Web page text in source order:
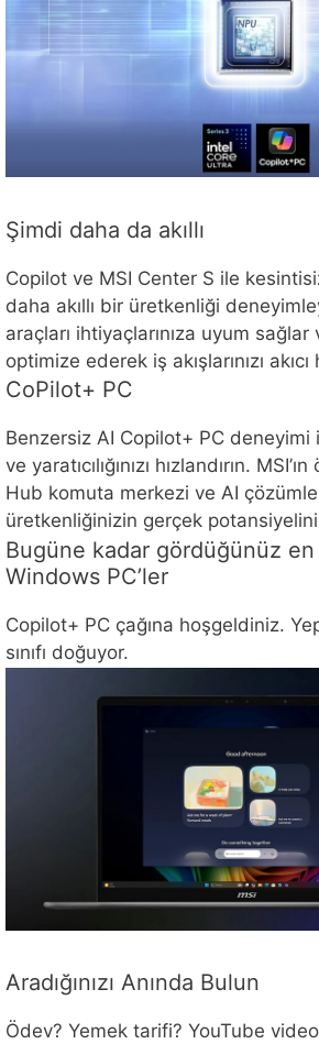
Şimdi daha da akıllı
Copilot ve MSI Center S ile
daha akıllı bir üretkenliği
araçları ihtiyaçlarınıza uyum sağlar
optimize ederek iş akışlarınızı
CoPilot+ PC
Benzersiz AI Copilot+ PC deneyimi
ve yaratıcılığınızı hızlandırın.
Hub komuta merkezi ve AI
üretkenliğinizin gerçek potansiyelini
Bugüne kadar gördüğünüz en
Windows PC’ler
Copilot+ PC çağına hoşgeldiniz.
sınıfı doğuyor.
Aradığınızı Anında Bulun
Ödev? Yemek tarifi? YouTube